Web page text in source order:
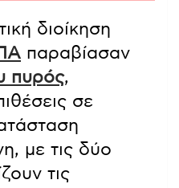
διοίκηση
παραβίασαν
πυρός,
σε
με τις δύο
τις